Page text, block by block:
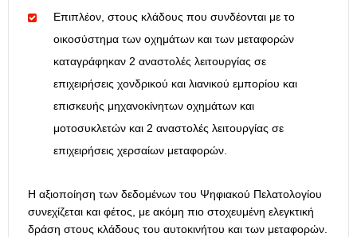
Επιπλέον, στους κλάδους που συνδέονται με το
οικοσύστημα των οχημάτων και των μεταφορών
καταγράφηκαν 2 αναστολές λειτουργίας σε
επιχειρήσεις χονδρικού και λιανικού εμπορίου και
επισκευής μηχανοκίνητων οχημάτων και
μοτοσυκλετών και 2 αναστολές λειτουργίας σε
επιχειρήσεις χερσαίων μεταφορών.
Η αξιοποίηση των δεδομένων του Ψηφιακού Πελατολογίου
συνεχίζεται και φέτος, με ακόμη πιο στοχευμένη ελεγκτική
δράση στους κλάδους του αυτοκινήτου και των μεταφορών.